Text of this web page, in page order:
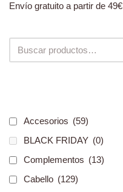
Envío gratuito a partir de 49€
Accesorios (59)
BLACK FRIDAY (0)
Complementos (13)
Cabello (129)